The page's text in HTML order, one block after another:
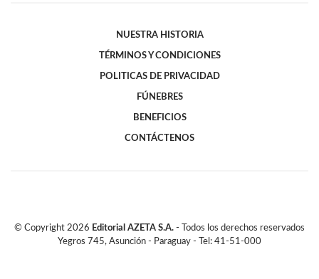
NUESTRA HISTORIA
TÉRMINOS Y CONDICIONES
POLITICAS DE PRIVACIDAD
FÚNEBRES
BENEFICIOS
CONTÁCTENOS
© Copyright 2026 Editorial AZETA S.A. - Todos los derechos reservados
Yegros 745, Asunción - Paraguay - Tel: 41-51-000